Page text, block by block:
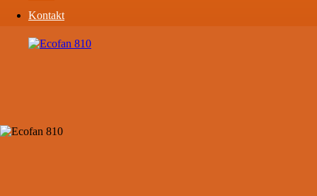
Kontakt